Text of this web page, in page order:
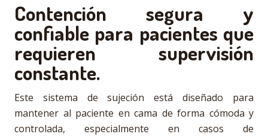
Contención segura y
confiable para pacientes que
requieren supervisión
constante.
Este sistema de sujeción está diseñado para
mantener al paciente en cama de forma cómoda y
controlada, especialmente en casos de